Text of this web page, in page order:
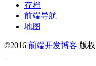
存档
前端导航
地图
©2016 前端开发博客 版